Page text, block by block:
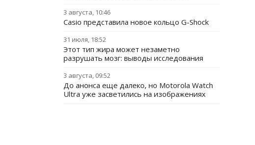
3 августа, 10:46
Casio представила новое кольцо G-Shock
31 июля, 18:52
Этот тип жира может незаметно
разрушать мозг: выводы исследования
3 августа, 09:52
До анонса еще далеко, но Motorola Watch
Ultra уже засветились на изображениях